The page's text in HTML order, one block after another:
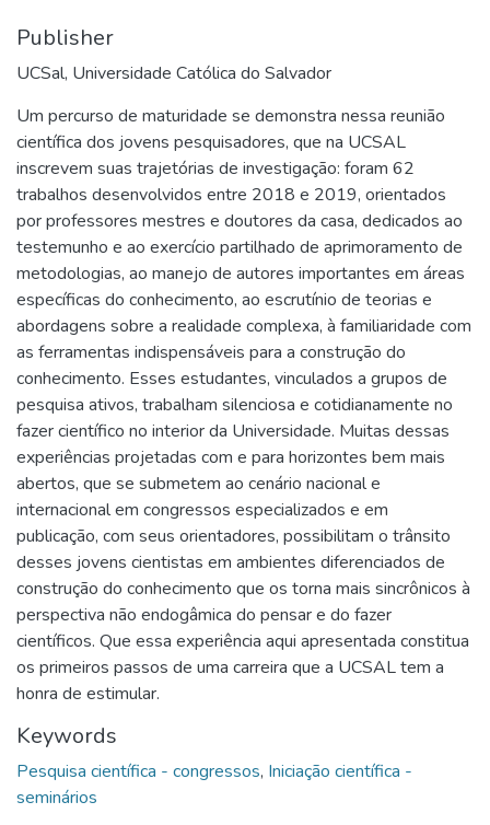
Publisher
UCSal, Universidade Católica do Salvador
Um percurso de maturidade se demonstra nessa reunião
científica dos jovens pesquisadores, que na UCSAL
inscrevem suas trajetórias de investigação: foram 62
trabalhos desenvolvidos entre 2018 e 2019, orientados
por professores mestres e doutores da casa, dedicados ao
testemunho e ao exercício partilhado de aprimoramento de
metodologias, ao manejo de autores importantes em áreas
específicas do conhecimento, ao escrutínio de teorias e
abordagens sobre a realidade complexa, à familiaridade com
as ferramentas indispensáveis para a construção do
conhecimento. Esses estudantes, vinculados a grupos de
pesquisa ativos, trabalham silenciosa e cotidianamente no
fazer científico no interior da Universidade. Muitas dessas
experiências projetadas com e para horizontes bem mais
abertos, que se submetem ao cenário nacional e
internacional em congressos especializados e em
publicação, com seus orientadores, possibilitam o trânsito
desses jovens cientistas em ambientes diferenciados de
construção do conhecimento que os torna mais sincrônicos à
perspectiva não endogâmica do pensar e do fazer
científicos. Que essa experiência aqui apresentada constitua
os primeiros passos de uma carreira que a UCSAL tem a
honra de estimular.
Keywords
Pesquisa científica - congressos, Iniciação científica -
seminários